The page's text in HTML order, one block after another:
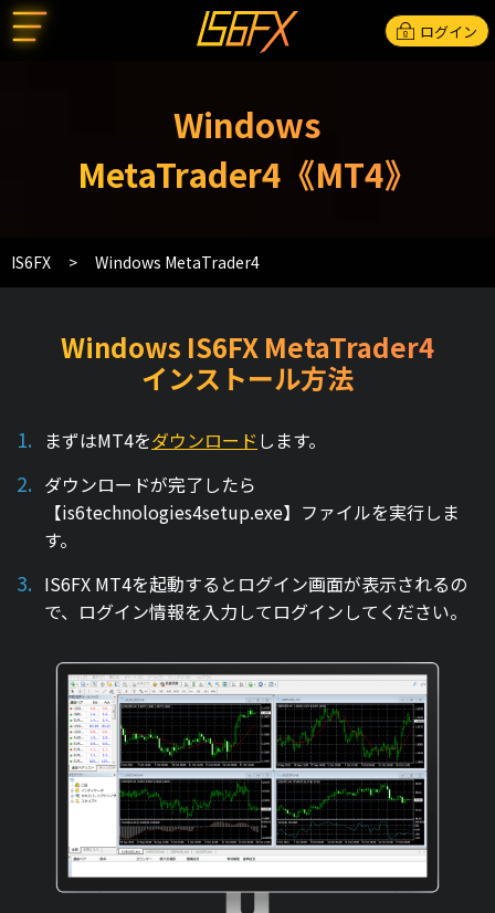
ログイン
Windows
MetaTrader4《MT4》
IS6FX Windows MetaTrader4
Windows IS6FX MetaTrader4
インストール方法
まずはMT4をダウンロード します。
ダウンロードが完了したら
【is6technologies4setup.exe】ファイルを実行しま
す。
IS6FX MT4を起動するとログイン画面が表示されるの
で、ログイン情報を入力してログインしてください。